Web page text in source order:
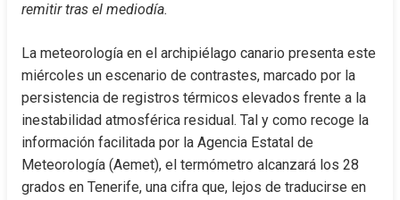
remitir tras el mediodía.
La meteorología en el archipiélago canario presenta este
miércoles un escenario de contrastes, marcado por la
persistencia de registros térmicos elevados frente a la
inestabilidad atmosférica residual. Tal y como recoge la
información facilitada por la Agencia Estatal de
Meteorología (Aemet), el termómetro alcanzará los 28
grados en Tenerife, una cifra que, lejos de traducirse en